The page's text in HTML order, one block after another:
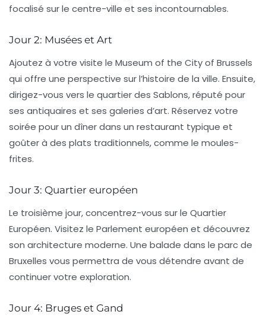
focalisé sur le centre-ville et ses incontournables.
Jour 2: Musées et Art
Ajoutez à votre visite le Museum of the City of Brussels
qui offre une perspective sur l’histoire de la ville. Ensuite,
dirigez-vous vers le quartier des Sablons, réputé pour
ses antiquaires et ses galeries d’art. Réservez votre
soirée pour un dîner dans un restaurant typique et
goûter à des plats traditionnels, comme le moules-
frites.
Jour 3: Quartier européen
Le troisième jour, concentrez-vous sur le Quartier
Européen. Visitez le Parlement européen et découvrez
son architecture moderne. Une balade dans le parc de
Bruxelles vous permettra de vous détendre avant de
continuer votre exploration.
Jour 4: Bruges et Gand